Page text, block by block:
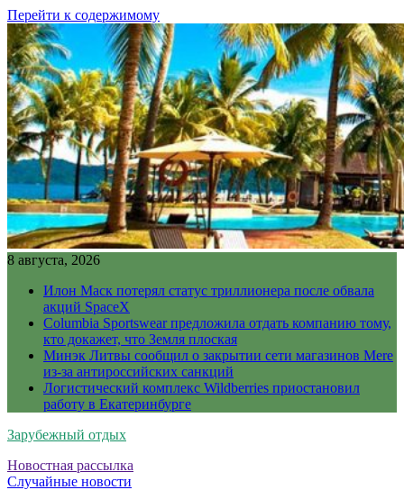
Перейти к содержимому
8 августа, 2026
Илон Маск потерял статус триллионера после обвала
акций SpaceX
Columbia Sportswear предложила отдать компанию тому,
кто докажет, что Земля плоская
Минэк Литвы сообщил о закрытии сети магазинов Mere
из-за антироссийских санкций
Логистический комплекс Wildberries приостановил
работу в Екатеринбурге
Зарубежный отдых
Новостная рассылка
Случайные новости